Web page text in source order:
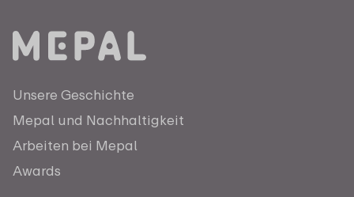
Unsere Geschichte
Mepal und Nachhaltigkeit
Arbeiten bei Mepal
Awards